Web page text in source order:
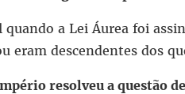
a Lei Áurea foi
eram descendentes dos
resolveu a questão